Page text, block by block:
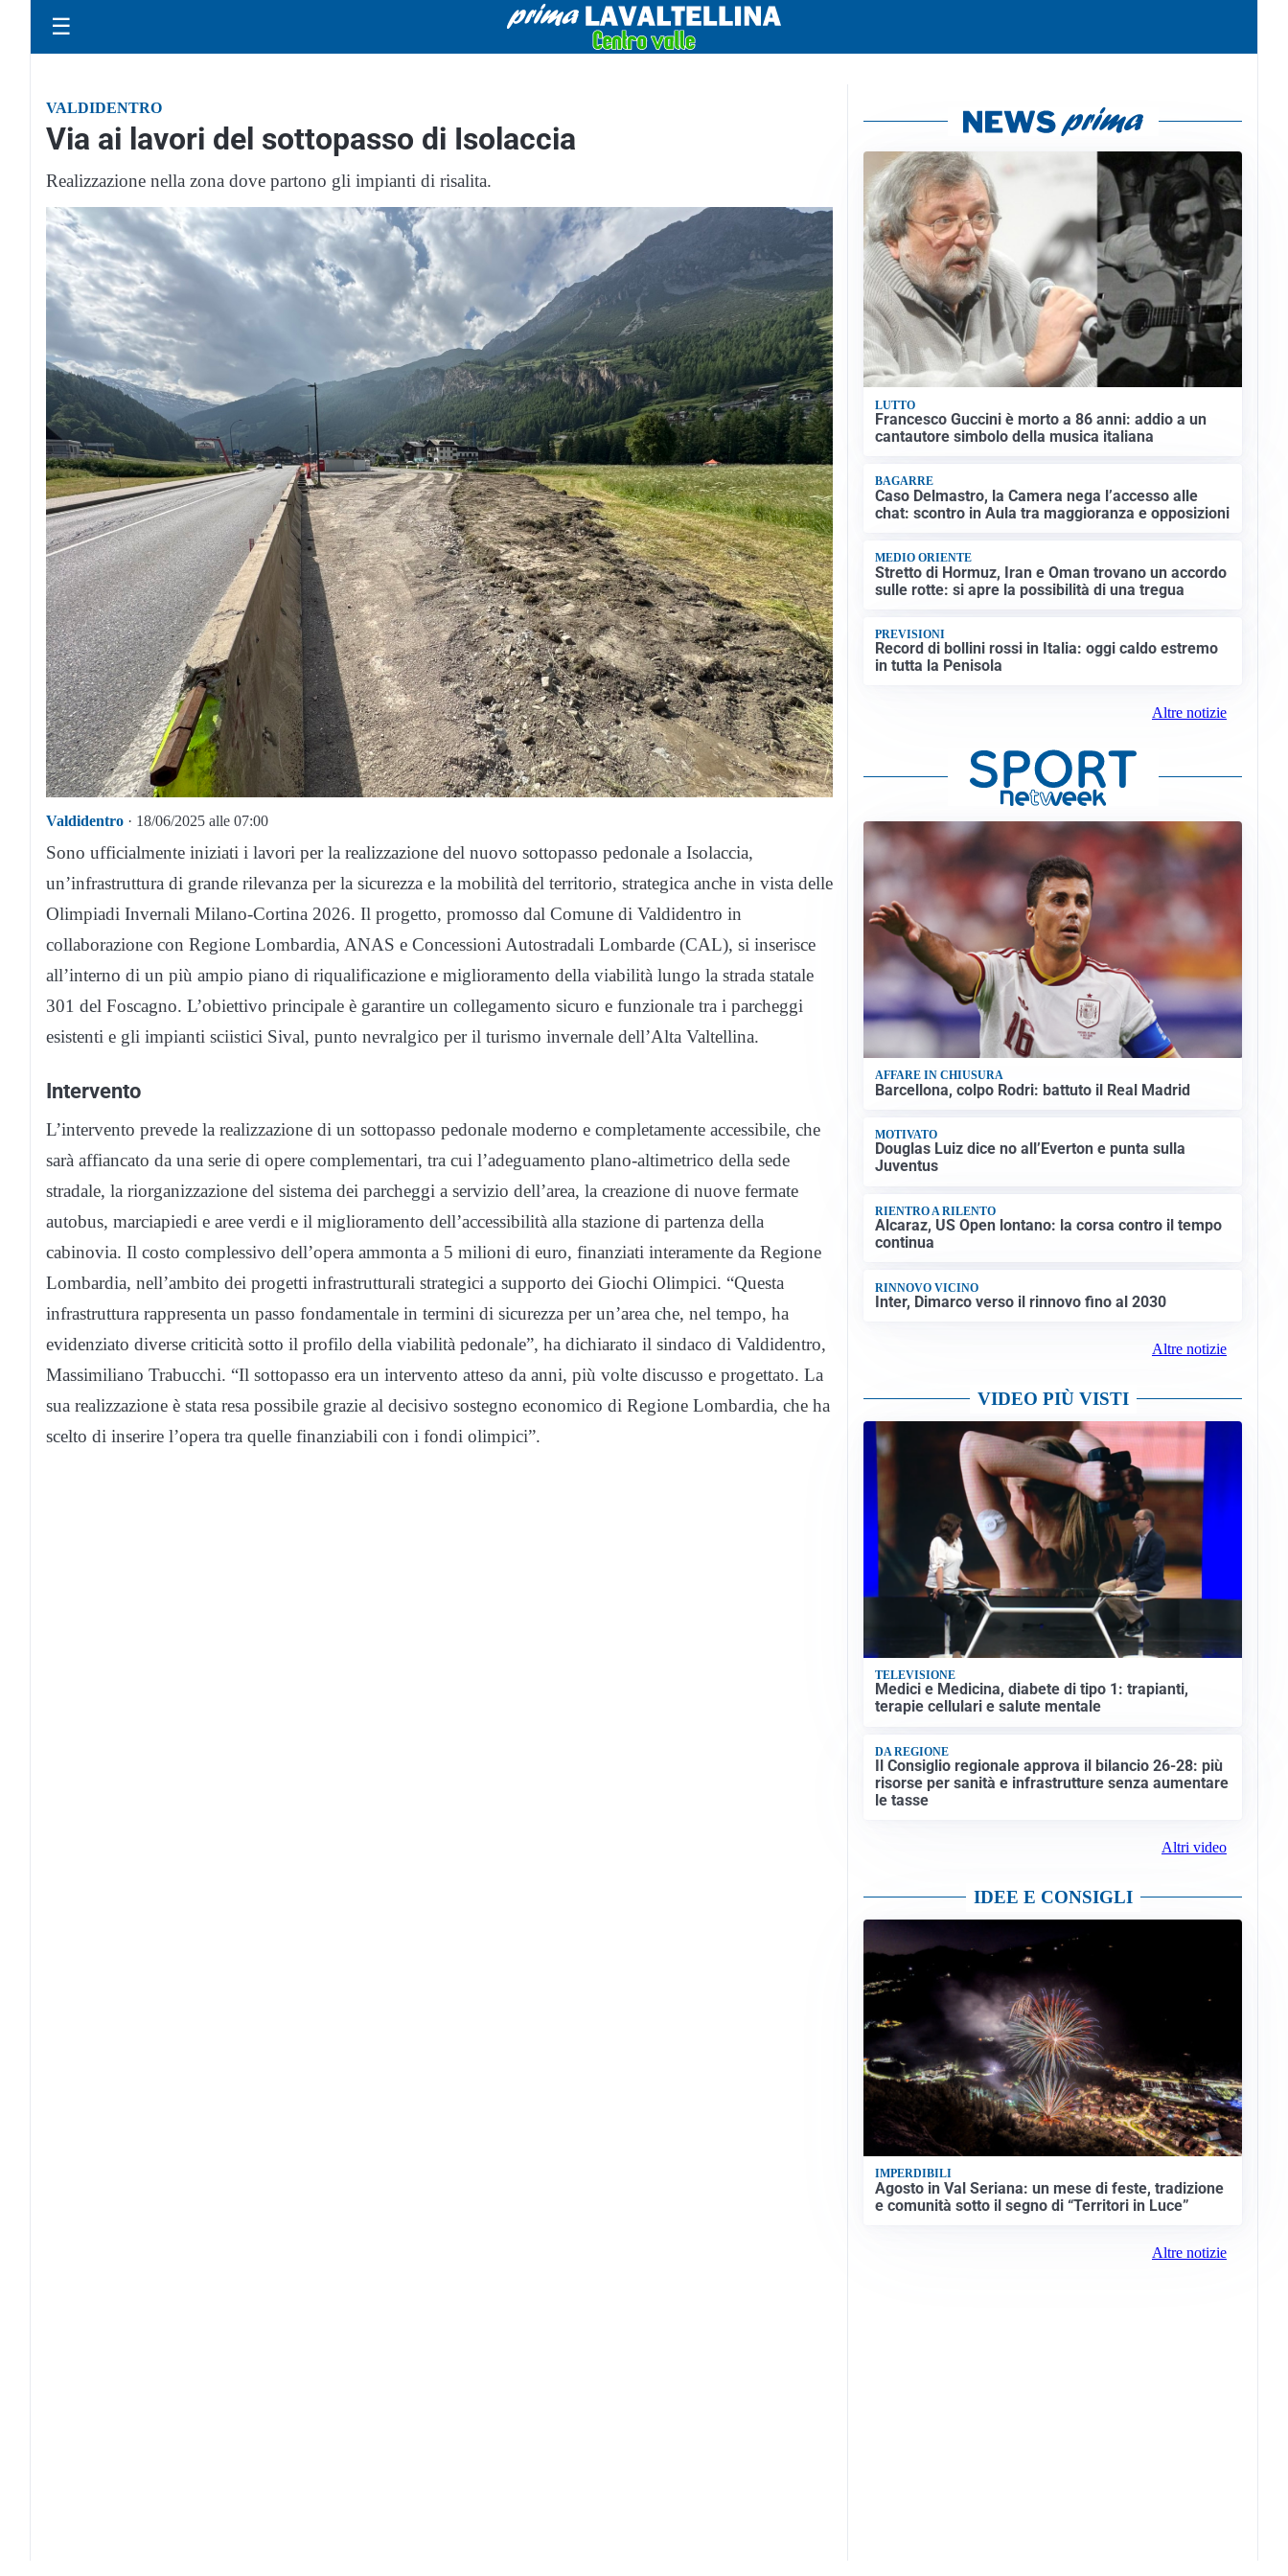
☰
VALDIDENTRO
Via ai lavori del sottopasso di Isolaccia
Realizzazione nella zona dove partono gli impianti di risalita.
Valdidentro · 18/06/2025 alle 07:00
Sono ufficialmente iniziati i lavori per la realizzazione del nuovo sottopasso pedonale a Isolaccia,
un’infrastruttura di grande rilevanza per la sicurezza e la mobilità del territorio, strategica anche in vista delle
Olimpiadi Invernali Milano-Cortina 2026. Il progetto, promosso dal Comune di Valdidentro in
collaborazione con Regione Lombardia, ANAS e Concessioni Autostradali Lombarde (CAL), si inserisce
all’interno di un più ampio piano di riqualificazione e miglioramento della viabilità lungo la strada statale
301 del Foscagno. L’obiettivo principale è garantire un collegamento sicuro e funzionale tra i parcheggi
esistenti e gli impianti sciistici Sival, punto nevralgico per il turismo invernale dell’Alta Valtellina.
Intervento
L’intervento prevede la realizzazione di un sottopasso pedonale moderno e completamente accessibile, che
sarà affiancato da una serie di opere complementari, tra cui l’adeguamento plano-altimetrico della sede
stradale, la riorganizzazione del sistema dei parcheggi a servizio dell’area, la creazione di nuove fermate
autobus, marciapiedi e aree verdi e il miglioramento dell’accessibilità alla stazione di partenza della
cabinovia. Il costo complessivo dell’opera ammonta a 5 milioni di euro, finanziati interamente da Regione
Lombardia, nell’ambito dei progetti infrastrutturali strategici a supporto dei Giochi Olimpici. “Questa
infrastruttura rappresenta un passo fondamentale in termini di sicurezza per un’area che, nel tempo, ha
evidenziato diverse criticità sotto il profilo della viabilità pedonale”, ha dichiarato il sindaco di Valdidentro,
Massimiliano Trabucchi. “Il sottopasso era un intervento atteso da anni, più volte discusso e progettato. La
sua realizzazione è stata resa possibile grazie al decisivo sostegno economico di Regione Lombardia, che ha
scelto di inserire l’opera tra quelle finanziabili con i fondi olimpici”.
LUTTO
Francesco Guccini è morto a 86 anni: addio a un
cantautore simbolo della musica italiana
BAGARRE
Caso Delmastro, la Camera nega l’accesso alle
chat: scontro in Aula tra maggioranza e opposizioni
MEDIO ORIENTE
Stretto di Hormuz, Iran e Oman trovano un accordo
sulle rotte: si apre la possibilità di una tregua
PREVISIONI
Record di bollini rossi in Italia: oggi caldo estremo
in tutta la Penisola
Altre notizie
AFFARE IN CHIUSURA
Barcellona, colpo Rodri: battuto il Real Madrid
MOTIVATO
Douglas Luiz dice no all’Everton e punta sulla
Juventus
RIENTRO A RILENTO
Alcaraz, US Open lontano: la corsa contro il tempo
continua
RINNOVO VICINO
Inter, Dimarco verso il rinnovo fino al 2030
Altre notizie
VIDEO PIÙ VISTI
TELEVISIONE
Medici e Medicina, diabete di tipo 1: trapianti,
terapie cellulari e salute mentale
DA REGIONE
Il Consiglio regionale approva il bilancio 26-28: più
risorse per sanità e infrastrutture senza aumentare
le tasse
Altri video
IDEE E CONSIGLI
IMPERDIBILI
Agosto in Val Seriana: un mese di feste, tradizione
e comunità sotto il segno di “Territori in Luce”
Altre notizie